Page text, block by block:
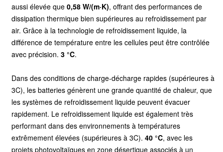
aussi élevée que 0,58 W/(m·K), offrant des performances de
dissipation thermique bien supérieures au refroidissement par
air. Grâce à la technologie de refroidissement liquide, la
différence de température entre les cellules peut être contrôlée
avec précision. 3 °C.
Dans des conditions de charge-décharge rapides (supérieures à
3C), les batteries génèrent une grande quantité de chaleur, que
les systèmes de refroidissement liquide peuvent évacuer
rapidement. Le refroidissement liquide est également très
performant dans des environnements à températures
extrêmement élevées (supérieures à 3C). 40 °C, avec les
projets photovoltaïques en zone désertique associés à un